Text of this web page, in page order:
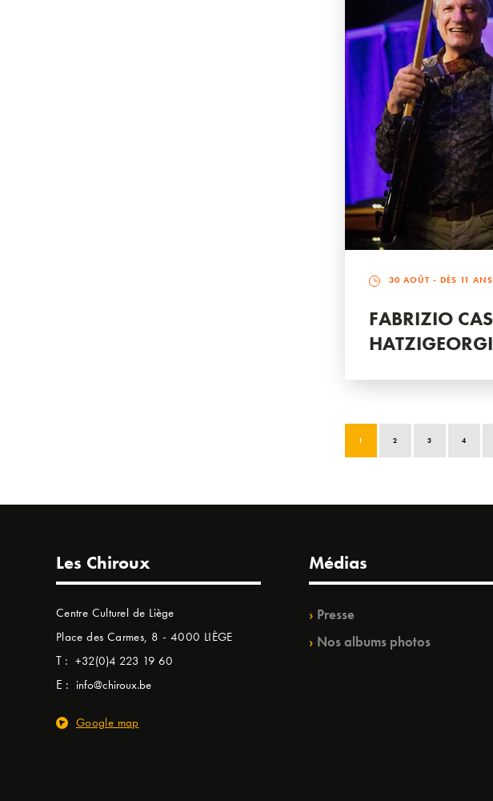
30 AOÛT - DÈS 11 ANS
FABRIZIO
1 2 3 4
Les Chiroux
Centre Culturel de Liège
Place des Carmes, 8 - 4000 LIÈGE
T : +32(0)4 223 19 60
E : info@chiroux.be
Google map
Médias
Presse
Nos albums photos